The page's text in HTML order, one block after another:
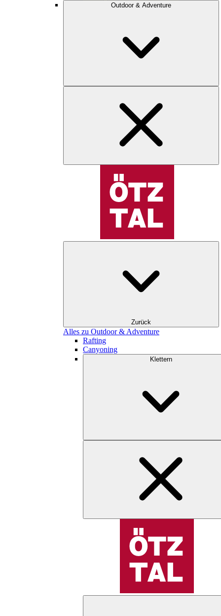
Outdoor & Adventure
Zurück
Alles zu Outdoor & Adventure
Rafting
Canyoning
Klettern